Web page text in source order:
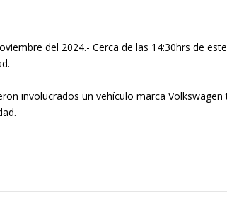
del 2024.- Cerca de las 14:30hrs de
involucrados un vehículo marca